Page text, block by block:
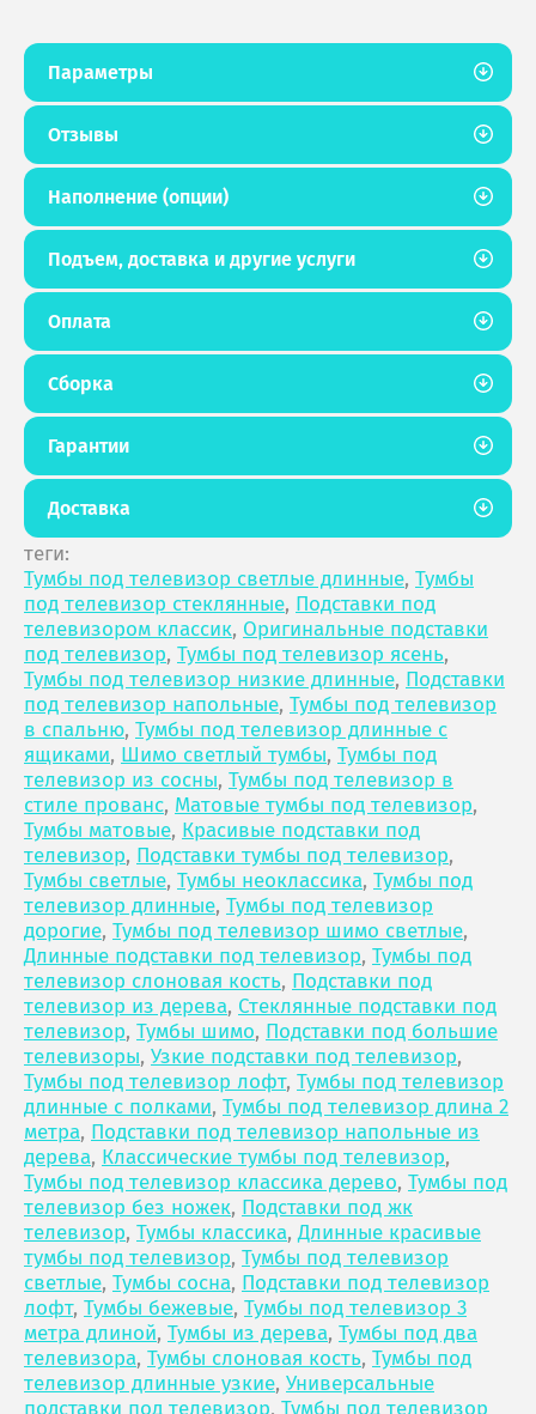
Параметры
Отзывы
Наполнение (опции)
Подъем, доставка и другие услуги
Оплата
Сборка
Гарантии
Доставка
теги:
Тумбы под телевизор светлые длинные, Тумбы
под телевизор стеклянные, Подставки под
телевизором классик, Оригинальные подставки
под телевизор, Тумбы под телевизор ясень,
Тумбы под телевизор низкие длинные, Подставки
под телевизор напольные, Тумбы под телевизор
в спальню, Тумбы под телевизор длинные с
ящиками, Шимо светлый тумбы, Тумбы под
телевизор из сосны, Тумбы под телевизор в
стиле прованс, Матовые тумбы под телевизор,
Тумбы матовые, Красивые подставки под
телевизор, Подставки тумбы под телевизор,
Тумбы светлые, Тумбы неоклассика, Тумбы под
телевизор длинные, Тумбы под телевизор
дорогие, Тумбы под телевизор шимо светлые,
Длинные подставки под телевизор, Тумбы под
телевизор слоновая кость, Подставки под
телевизор из дерева, Стеклянные подставки под
телевизор, Тумбы шимо, Подставки под большие
телевизоры, Узкие подставки под телевизор,
Тумбы под телевизор лофт, Тумбы под телевизор
длинные с полками, Тумбы под телевизор длина 2
метра, Подставки под телевизор напольные из
дерева, Классические тумбы под телевизор,
Тумбы под телевизор классика дерево, Тумбы под
телевизор без ножек, Подставки под жк
телевизор, Тумбы классика,Длинные красивые
тумбы под телевизор, Тумбы под телевизор
светлые, Тумбы сосна, Подставки под телевизор
лофт, Тумбы бежевые, Тумбы под телевизор 3
метра длиной, Тумбы из дерева, Тумбы под два
телевизора, Тумбы слоновая кость, Тумбы под
телевизор длинные узкие, Универсальные
подставки под телевизор, Тумбы под телевизор